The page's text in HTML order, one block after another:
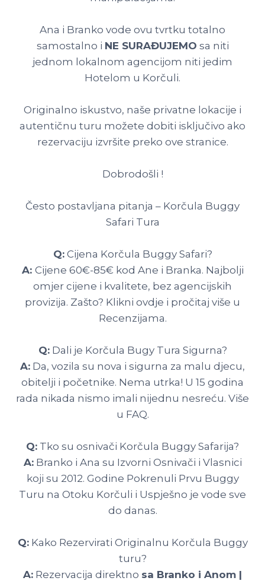
Ana i Branko vode ovu tvrtku totalno
samostalno i NE SURAĐUJEMO sa niti
jednom lokalnom agencijom niti jedim
Hotelom u Korčuli.
Originalno iskustvo, naše privatne lokacije i
autentičnu turu možete dobiti isključivo ako
rezervaciju izvršite preko ove stranice.
Dobrodošli !
Često postavljana pitanja – Korčula Buggy
Safari Tura
Q:Cijena Korčula Buggy Safari?
A: Cijene 60€-85€ kod Ane i Branka. Najbolji
omjer cijene i kvalitete, bez agencijskih
provizija. Zašto? Klikni ovdje i pročitaj više u
Recenzijama.
Q:Dali je Korčula Bugy Tura Sigurna?
A: Da, vozila su nova i sigurna za malu djecu,
obitelji i početnike. Nema utrka! U 15 godina
rada nikada nismo imali nijednu nesreću. Više
u FAQ.
Q: Tko su osnivači Korčula Buggy Safarija?
A:Branko i Ana su Izvorni Osnivači i Vlasnici
koji su 2012. Godine Pokrenuli Prvu Buggy
Turu na Otoku Korčuli i Uspješno je vode sve
do danas.
Q:Kako Rezervirati Originalnu Korčula Buggy
turu?
A: Rezervacija direktno sa Branko i Anom |